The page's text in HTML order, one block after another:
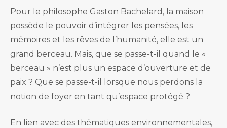
Pour le philosophe Gaston Bachelard, la maison
possède le pouvoir d’intégrer les pensées, les
mémoires et les rêves de l’humanité, elle est un
grand berceau. Mais, que se passe-t-il quand le «
berceau » n’est plus un espace d’ouverture et de
paix ? Que se passe-t-il lorsque nous perdons la
notion de foyer en tant qu’espace protégé ?
En lien avec des thématiques environnementales,